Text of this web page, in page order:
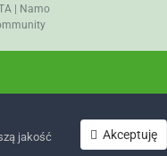
| Namo
jakość
Akceptuję